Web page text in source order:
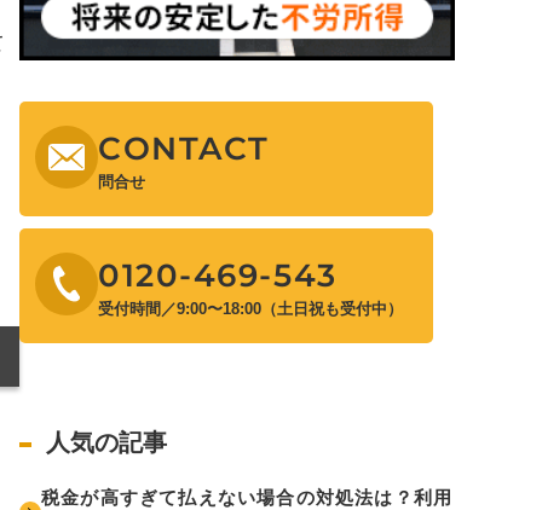
CONTACT
問合せ
0120-469-543
受付時間／9:00〜18:00（土日祝も受付中）
人気の記事
税金が高すぎて払えない場合の対処法は？利用